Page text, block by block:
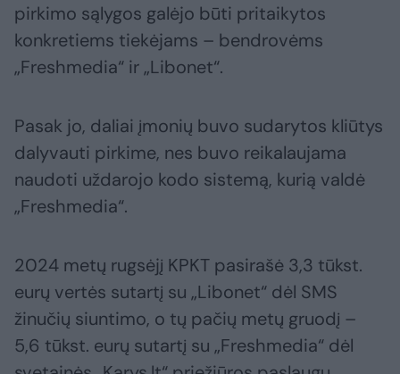
pirkimo sąlygos galėjo būti pritaikytos
konkretiems tiekėjams – bendrovėms
„Freshmedia“ ir „Libonet“.
Pasak jo, daliai įmonių buvo sudarytos kliūtys
dalyvauti pirkime, nes buvo reikalaujama
naudoti uždarojo kodo sistemą, kurią valdė
„Freshmedia“.
2024 metų rugsėjį KPKT pasirašė 3,3 tūkst.
eurų vertės sutartį su „Libonet“ dėl SMS
žinučių siuntimo, o tų pačių metų gruodį –
5,6 tūkst. eurų sutartį su „Freshmedia“ dėl